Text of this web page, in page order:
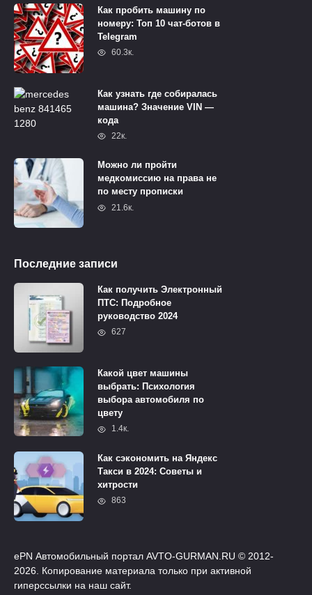
Как пробить машину по
номеру: Топ 10 чат-ботов в
Telegram
60.3к.
Как узнать где собиралась
машина? Значение VIN —
кода
22к.
Можно ли пройти
медкомиссию на права не
по месту прописки
21.6к.
Последние записи
Как получить Электронный
ПТС: Подробное
руководство 2024
627
Какой цвет машины
выбрать: Психология
выбора автомобиля по
цвету
1.4к.
Как сэкономить на Яндекс
Такси в 2024: Советы и
хитрости
863
ePN Автомобильный портал AVTO-GURMAN.RU © 2012-
2026. Копирование материала только при активной
гиперссылки на наш сайт.